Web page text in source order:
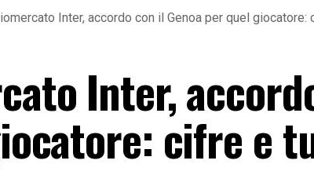
Inter, accordo con il Genoa per quel
Inter,
cifre e